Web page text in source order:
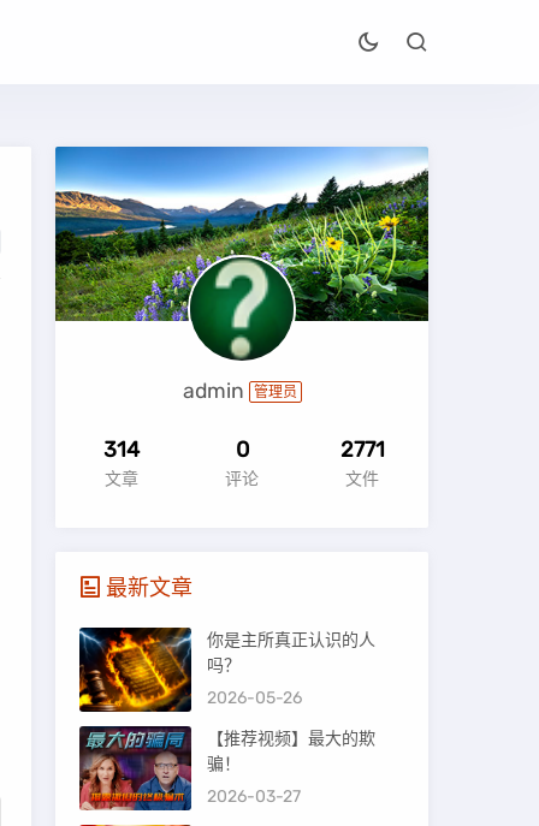
admin 管理员
314
文章
0
评论
2771
文件
最新文章
你是主所真正认识的人
吗？
2026-05-26
【推荐视频】最大的欺
骗！
2026-03-27